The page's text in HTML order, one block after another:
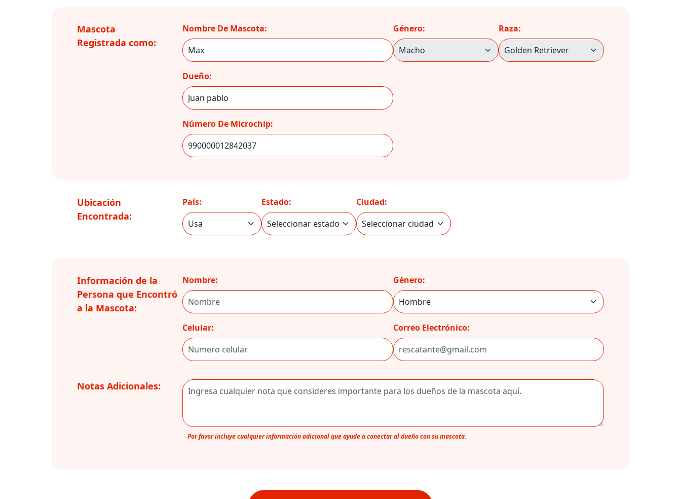
Mascota
Registrada como:
Nombre De Mascota:
Dueño:
Número De Microchip:
Género: Raza:
Ubicación
Encontrada:
País: Estado: Ciudad:
Información de la
Persona que Encontró
a la Mascota:
Nombre:
Celular:
Género:
Correo Electrónico:
Notas Adicionales:
Por favor incluye cualquier información adicional que ayude a conectar al dueño con su mascota.